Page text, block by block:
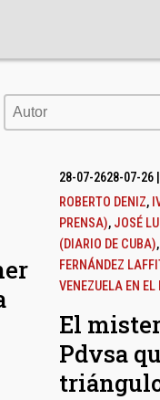
Autor
Autor
28-07-2628-07-26
ROBERTO DENIZ,
PRENSA), JOSÉ
(DIARIO DE CUBA)
FERNÁNDEZ
VENEZUELA EN EL
El
Pdvsa